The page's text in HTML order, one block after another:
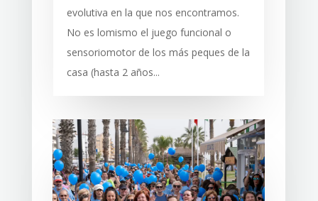
evolutiva en la que nos encontramos.
No es lomismo el juego funcional o
sensoriomotor de los más peques de la
casa (hasta 2 años...